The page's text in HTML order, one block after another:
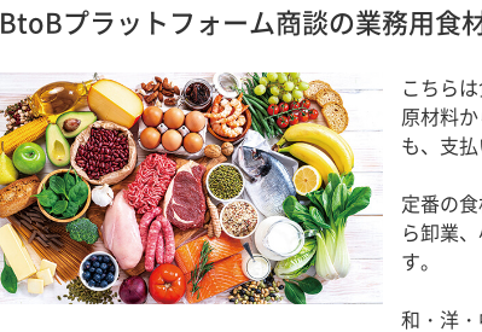
BtoBプラットフォーム商談の業務用食
こちら
原材料
も、支
定番の
ら卸業
す。
和・洋